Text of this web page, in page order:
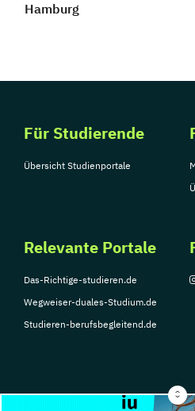
Hamburg
Für Studierende
Übersicht Studienportale
Relevante Portale
Das-Richtige-studieren.de
Wegweiser-duales-Studium.de
Studieren-berufsbegleitend.de